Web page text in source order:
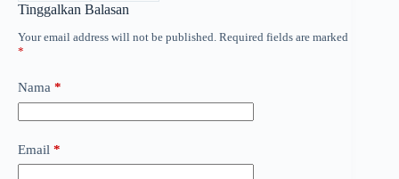
Tinggalkan Balasan
Your email address will not be published. Required fields are marked
*
Nama *
Email *